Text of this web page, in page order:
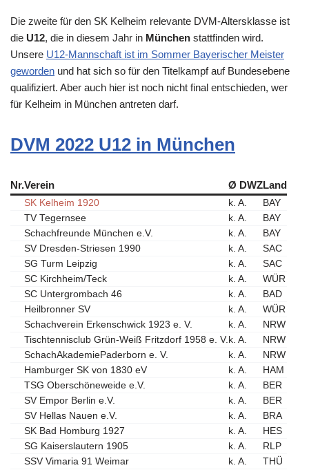
Die zweite für den SK Kelheim relevante DVM-Altersklasse ist
die U12, die in diesem Jahr in München stattfinden wird.
Unsere U12-Mannschaft ist im Sommer Bayerischer Meister
geworden und hat sich so für den Titelkampf auf Bundesebene
qualifiziert. Aber auch hier ist noch nicht final entschieden, wer
für Kelheim in München antreten darf.
DVM 2022 U12 in München
Nr.Verein Ø DWZLand
SK Kelheim 1920 k. A.
BAY
TV Tegernsee
k. A.
BAY
Schachfreunde München e.V.
k. A.
BAY
SV Dresden-Striesen 1990
k. A.
SAC
SG Turm Leipzig
k. A.
SAC
SC Kirchheim/Teck
k. A.
WÜR
SC Untergrombach 46
k. A.
BAD
Heilbronner SV
k. A.
WÜR
Schachverein Erkenschwick 1923 e. V.
k. A.
NRW
Tischtennisclub Grün-Weiß Fritzdorf 1958 e. V. k. A.
NRW
SchachAkademiePaderborn e. V.
k. A.
NRW
Hamburger SK von 1830 eV
k. A.
HAM
TSG Oberschöneweide e.V.
k. A.
BER
SV Empor Berlin e.V.
k. A.
BER
SV Hellas Nauen e.V.
k. A.
BRA
SK Bad Homburg 1927
k. A.
HES
SG Kaiserslautern 1905
k. A.
RLP
SSV Vimaria 91 Weimar
k. A. THÜ